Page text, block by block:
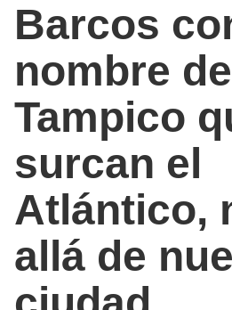
Barcos
nombre de
Tampico
surcan el
Atlántico,
allá de